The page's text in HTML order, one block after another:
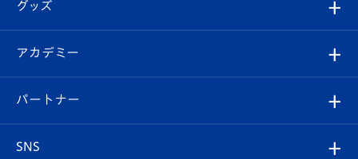
チケット
イベント
メディア
スタッフプロフィール
マスコット紹介
Revive Team
ヴィヴィくんの長崎おもてなしガイド
フォトギャラリー
スタジアムグルメ
V-LOVERS（ファンクラブ）
プレイヤーズスイート
グッズ
オンラインショップ
店舗情報
アカデミー
育成からのお知らせ
パートナー
SNS